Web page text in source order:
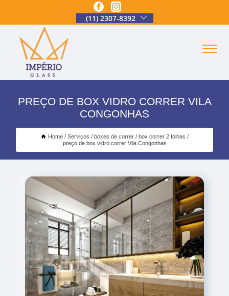
(11) 2307-8392
PREÇO DE BOX VIDRO CORRER VILA
CONGONHAS
Home Serviços boxes de correr
box correr 2 folhas
preço de box vidro correr Vila Congonhas